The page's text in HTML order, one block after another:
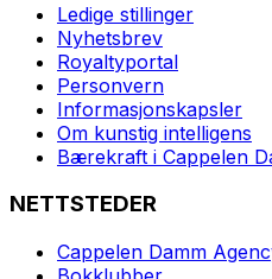
Ledige stillinger
Nyhetsbrev
Royaltyportal
Personvern
Informasjonskapsler
Om kunstig intelligens
Bærekraft i Cappelen
NETTSTEDER
Cappelen Damm